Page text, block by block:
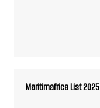
Maritimafrica List 2025